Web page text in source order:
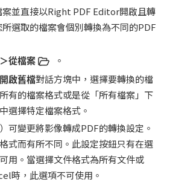
案並直接以Right PDF Editor開啟且轉
選取的檔案會個別轉換為不同的PDF
從檔案
。
開啟舊檔對話方塊中，選擇要轉換的檔
有的檔案格式或是從「所有檔案」下
選擇特定檔案格式。
）可變更將影像轉成PDF的轉換設定。
式而有所不同。此設定按鈕只有在選
用。當選擇文件格式為所有文件或
時，此選項不可使用。